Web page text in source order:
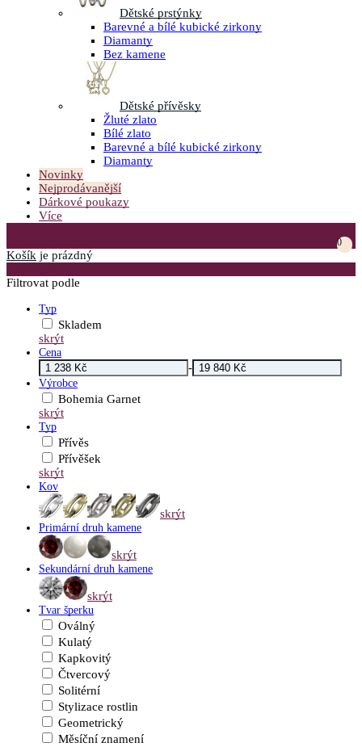
Dětské prstýnky
Barevné a bílé kubické zirkony
Diamanty
Bez kamene
Dětské přívěsky
Žluté zlato
Bílé zlato
Barevné a bílé kubické zirkony
Diamanty
Novinky
Nejprodávanější
Dárkové poukazy
Více
0
Košík je prázdný
Filtrovat podle
Typ
Skladem
skrýt
Cena
-
Výrobce
Bohemia Garnet
skrýt
Typ
Přívěs
Přívěšek
skrýt
Kov
skrýt
Primární druh kamene
skrýt
Sekundární druh kamene
skrýt
Tvar šperku
Oválný
Kulatý
Kapkovitý
Čtvercový
Solitérní
Stylizace rostlin
Geometrický
Měsíční znamení